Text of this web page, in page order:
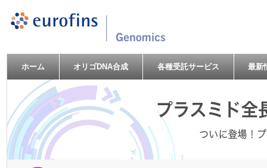
ホーム オリゴDNA合成 各種受託サービス 最新